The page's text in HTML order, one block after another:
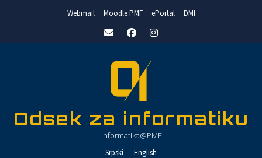
Webmail Moodle PMF ePortal DMI
Odsek za informatiku
Informatika@PMF
Srpski English